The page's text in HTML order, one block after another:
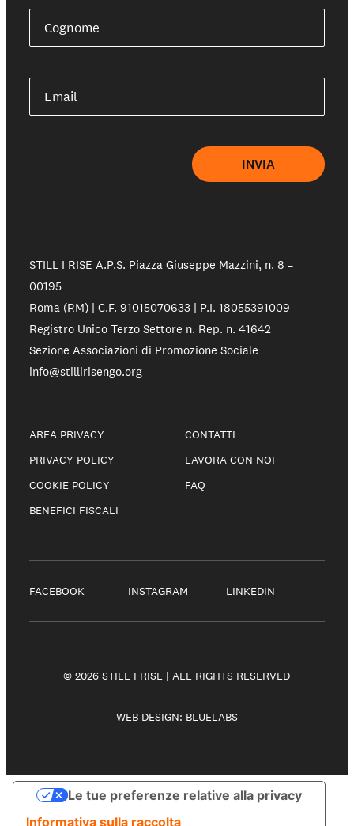
Cognome
Email
INVIA
STILL I RISE A.P.S. Piazza Giuseppe Mazzini, n. 8 –
00195
Roma (RM) | C.F. 91015070633 | P.I. 18055391009
Registro Unico Terzo Settore n. Rep. n. 41642
Sezione Associazioni di Promozione Sociale
info@stillirisengo.org
AREA PRIVACY
PRIVACY POLICY
COOKIE POLICY
BENEFICI FISCALI
CONTATTI
LAVORA CON NOI
FAQ
FACEBOOK INSTAGRAM LINKEDIN
© 2026 STILL I RISE | ALL RIGHTS RESERVED
WEB DESIGN: BLUELABS
Informativa sulla raccolta
Le tue preferenze relative alla privacy